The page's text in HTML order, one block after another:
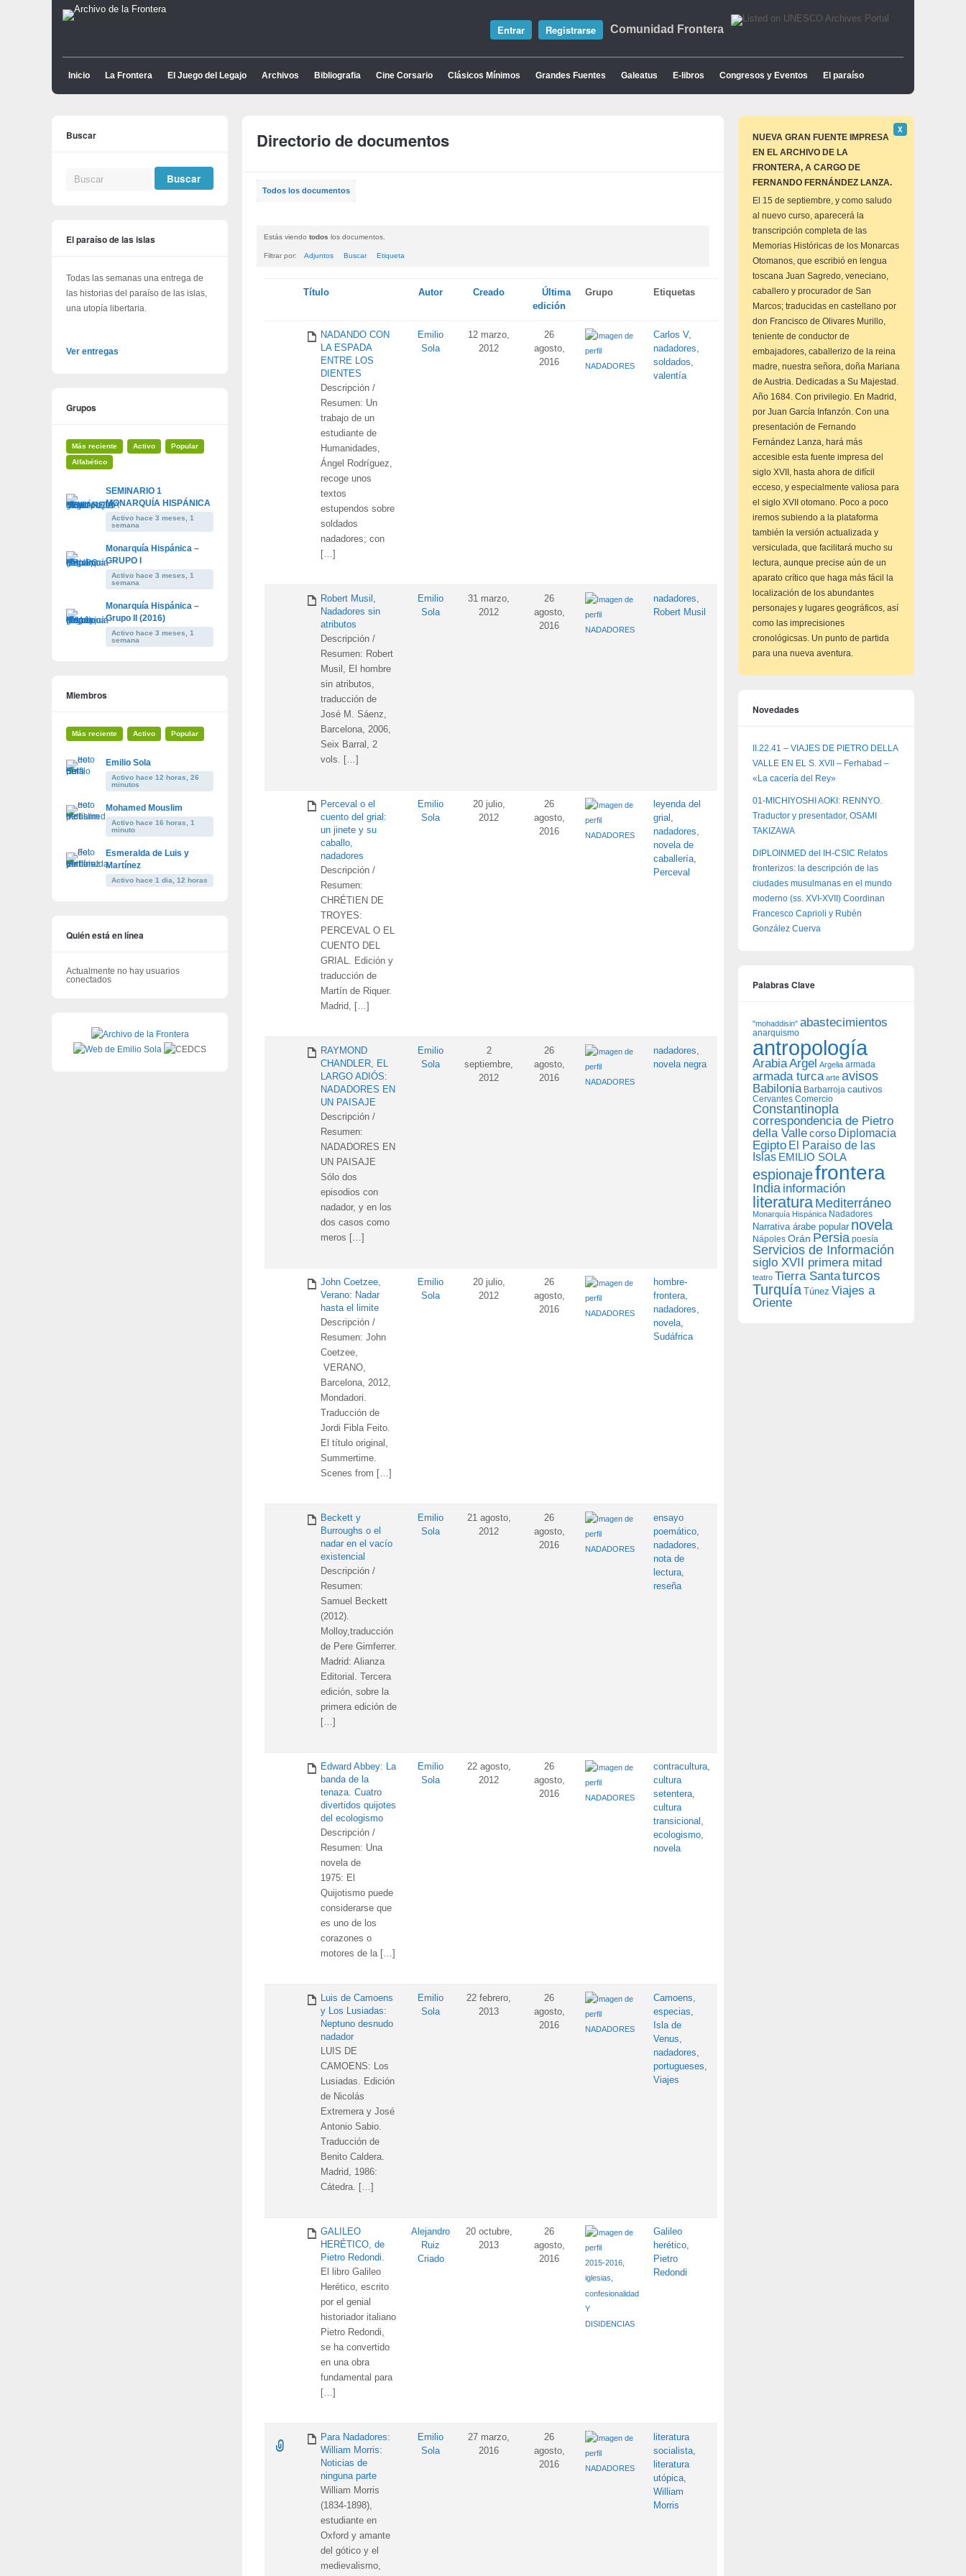
Comunidad Frontera
Entrar Registrarse
Inicio La Frontera El Juego del Legajo Archivos Bibliografia Cine Corsario Clásicos Mínimos Grandes Fuentes Galeatus E-libros Congresos y Eventos El paraíso
Directorio de documentos
Todos los documentos
Estás viendo todos los documentos.
Filtrar por: Adjuntos Buscar Etiqueta
Título Autor Creado
Última
edición
Grupo Etiquetas
NADANDO CON
LA ESPADA
ENTRE LOS
DIENTES
Descripción /
Resumen: Un
trabajo de un
estudiante de
Humanidades,
Ángel Rodríguez,
recoge unos
textos
estupendos sobre
soldados
nadadores; con
[…]
Emilio
Sola
12 marzo,
2012
26
agosto,
2016
NADADORES
Carlos V,
nadadores,
soldados,
valentía
Robert Musil,
Nadadores sin
atributos
Descripción /
Resumen: Robert
Musil, El hombre
sin atributos,
traducción de
José M. Sáenz,
Barcelona, 2006,
Seix Barral, 2
vols. […]
Emilio
Sola
31 marzo,
2012
26
agosto,
2016
NADADORES
nadadores,
Robert Musil
Perceval o el
cuento del grial:
un jinete y su
caballo,
nadadores
Descripción /
Resumen:
CHRÉTIEN DE
TROYES:
PERCEVAL O EL
CUENTO DEL
GRIAL. Edición y
traducción de
Martín de Riquer.
Madrid, […]
Emilio
Sola
20 julio,
2012
26
agosto,
2016
NADADORES
leyenda del
grial ,
nadadores,
novela de
caballería,
Perceval
RAYMOND
CHANDLER, EL
LARGO ADIÓS:
NADADORES EN
UN PAISAJE
Descripción /
Resumen:
NADADORES EN
UN PAISAJE
Sólo dos
episodios con
nadador, y en los
dos casos como
meros […]
Emilio
Sola
2
septiembre,
2012
26
agosto,
2016
NADADORES
nadadores,
novela negra
John Coetzee,
Verano: Nadar
hasta el limite
Descripción /
Resumen: John
Coetzee,
VERANO,
Barcelona, 2012,
Mondadori.
Traducción de
Jordi Fibla Feito.
El título original,
Summertime.
Scenes from […]
Emilio
Sola
20 julio,
2012
26
agosto,
2016
NADADORES
hombre-
frontera,
nadadores,
novela,
Sudáfrica
Beckett y
Burroughs o el
nadar en el vacío
existencial
Descripción /
Resumen:
Samuel Beckett
(2012).
Molloy,traducción
de Pere Gimferrer.
Madrid: Alianza
Editorial. Tercera
edición, sobre la
primera edición de
[…]
Emilio
Sola
21 agosto,
2012
26
agosto,
2016
NADADORES
ensayo
poemático,
nadadores,
nota de
lectura,
reseña
Edward Abbey: La
banda de la
tenaza. Cuatro
divertidos quijotes
del ecologismo
Descripción /
Resumen: Una
novela de
1975: El
Quijotismo puede
considerarse que
es uno de los
corazones o
motores de la […]
Emilio
Sola
22 agosto,
2012
26
agosto,
2016
NADADORES
contracultura,
cultura
setentera,
cultura
transicional ,
ecologismo,
novela
Luis de Camoens
y Los Lusiadas:
Neptuno desnudo
nadador
LUIS DE
CAMOENS: Los
Lusiadas. Edición
de Nicolás
Extremera y José
Antonio Sabio.
Traducción de
Benito Caldera.
Madrid, 1986:
Cátedra. […]
Emilio
Sola
22 febrero,
2013
26
agosto,
2016
NADADORES
Camoens,
especias,
Isla de
Venus,
nadadores,
portugueses,
Viajes
GALILEO
HERÉTICO, de
Pietro Redondi.
El libro Galileo
Herético, escrito
por el genial
historiador italiano
Pietro Redondi,
se ha convertido
en una obra
fundamental para
[…]
Alejandro
Ruiz
Criado
20 octubre,
2013
26
agosto,
2016
2015-2016,
iglesias,
confesionalidad
Y
DISIDENCIAS
Galileo
herético,
Pietro
Redondi
Para Nadadores:
William Morris:
Noticias de
ninguna parte
William Morris
(1834-1898),
estudiante en
Oxford y amante
del gótico y el
medievalismo,
Emilio
Sola
27 marzo,
2016
26
agosto,
2016
NADADORES
literatura
socialista,
literatura
utópica,
William
Morris
Buscar
El paraíso de las islas
Todas las semanas una entrega de
las historias del paraíso de las islas,
una utopía libertaria.
Ver entregas
Grupos
Más reciente Activo
Popular
Alfabético
SEMINARIO 1
MONARQUÍA HISPÁNICA
Activo hace 3 meses, 1
semana
Monarquía Hispánica –
GRUPO I
Activo hace 3 meses, 1
semana
Monarquía Hispánica –
Grupo II (2016)
Activo hace 3 meses, 1
semana
Miembros
Más reciente Activo Popular
Emilio Sola
Activo hace 12 horas, 26
minutos
Mohamed Mouslim
Activo hace 16 horas, 1
minuto
Esmeralda de Luis y
Martínez
Activo hace 1 dia, 12 horas
Quién está en línea
Actualmente no hay usuarios
conectados
NUEVA GRAN FUENTE IMPRESA
EN EL ARCHIVO DE LA
FRONTERA, A CARGO DE
FERNANDO FERNÁNDEZ LANZA.
Descartar
este
Χ
El 15 de septiembre, y como saludo
al nuevo curso, aparecerá la
transcripción completa de las
Memorias Históricas de los Monarcas
Otomanos, que escribió en lengua
toscana Juan Sagredo, veneciano,
caballero y procurador de San
Marcos; traducidas en castellano por
don Francisco de Olivares Murillo,
teniente de conductor de
embajadores, caballerizo de la reina
madre, nuestra señora, doña Mariana
de Austria. Dedicadas a Su Majestad.
Año 1684. Con privilegio. En Madrid,
por Juan García Infanzón. Con una
presentación de Fernando
Fernández Lanza, hará más
accesible esta fuente impresa del
siglo XVII, hasta ahora de difícil
ecceso, y especialmente valiosa para
el siglo XVII otomano. Poco a poco
iremos subiendo a la plataforma
también la versión actualizada y
versiculada, que facilitará mucho su
lectura, aunque precise aún de un
aparato crítico que haga más fácil la
localización de los abundantes
personajes y lugares geográficos, así
como las imprecisiones
cronológicsas. Un punto de partida
para una nueva aventura.
Novedades
II.22.41 – VIAJES DE PIETRO DELLA
VALLE EN EL S. XVII – Ferhabad –
«La cacería del Rey»
01-MICHIYOSHI AOKI: RENNYO.
Traductor y presentador, OSAMI
TAKIZAWA
DIPLOINMED del IH-CSIC Relatos
fronterizos: la descripción de las
ciudades musulmanas en el mundo
moderno (ss. XVI-XVII) Coordinan
Francesco Caprioli y Rubén
González Cuerva
Palabras Clave
"mohaddisin" abastecimientos
anarquismo
antropología
ArabiaArgel Argelia armada
armada turca arte avisos
Babilonia Barbarroja cautivos
Cervantes Comercio
Constantinopla
correspondencia de Pietro
della Vallecorso Diplomacia
Egipto El Paraiso de las
Islas EMILIO SOLA
espionajefrontera
India información
literatura Mediterráneo
Monarquía Hispánica Nadadores
Narrativa árabe popular novela
Nápoles Orán Persia poesía
Servicios de Información
siglo XVII primera mitad
teatro Tierra Santaturcos
Turquía Túnez Viajes a
Oriente